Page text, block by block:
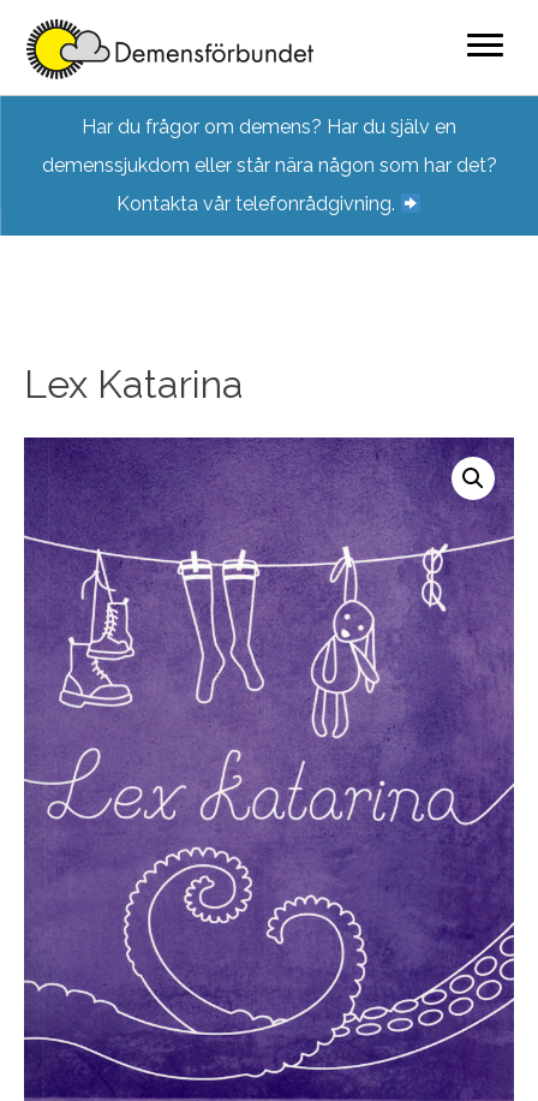
content
Har du frågor om demens? Har du själv en
demenssjukdom eller står nära någon som har det?
Kontakta vår telefonrådgivning.
Lex Katarina